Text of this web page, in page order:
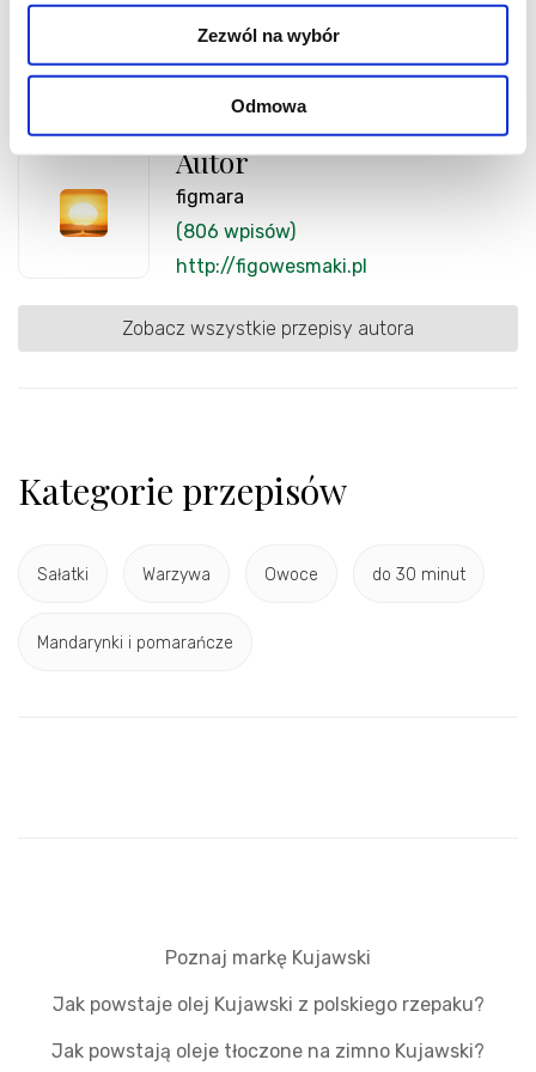
Zezwól na wybór
Odmowa
Autor
figmara
(806 wpisów)
http://figowesmaki.pl
Zobacz wszystkie przepisy autora
Kategorie przepisów
Sałatki Warzywa Owoce do 30 minut
Mandarynki i pomarańcze
Poznaj markę Kujawski
Jak powstaje olej Kujawski z polskiego rzepaku?
Jak powstają oleje tłoczone na zimno Kujawski?